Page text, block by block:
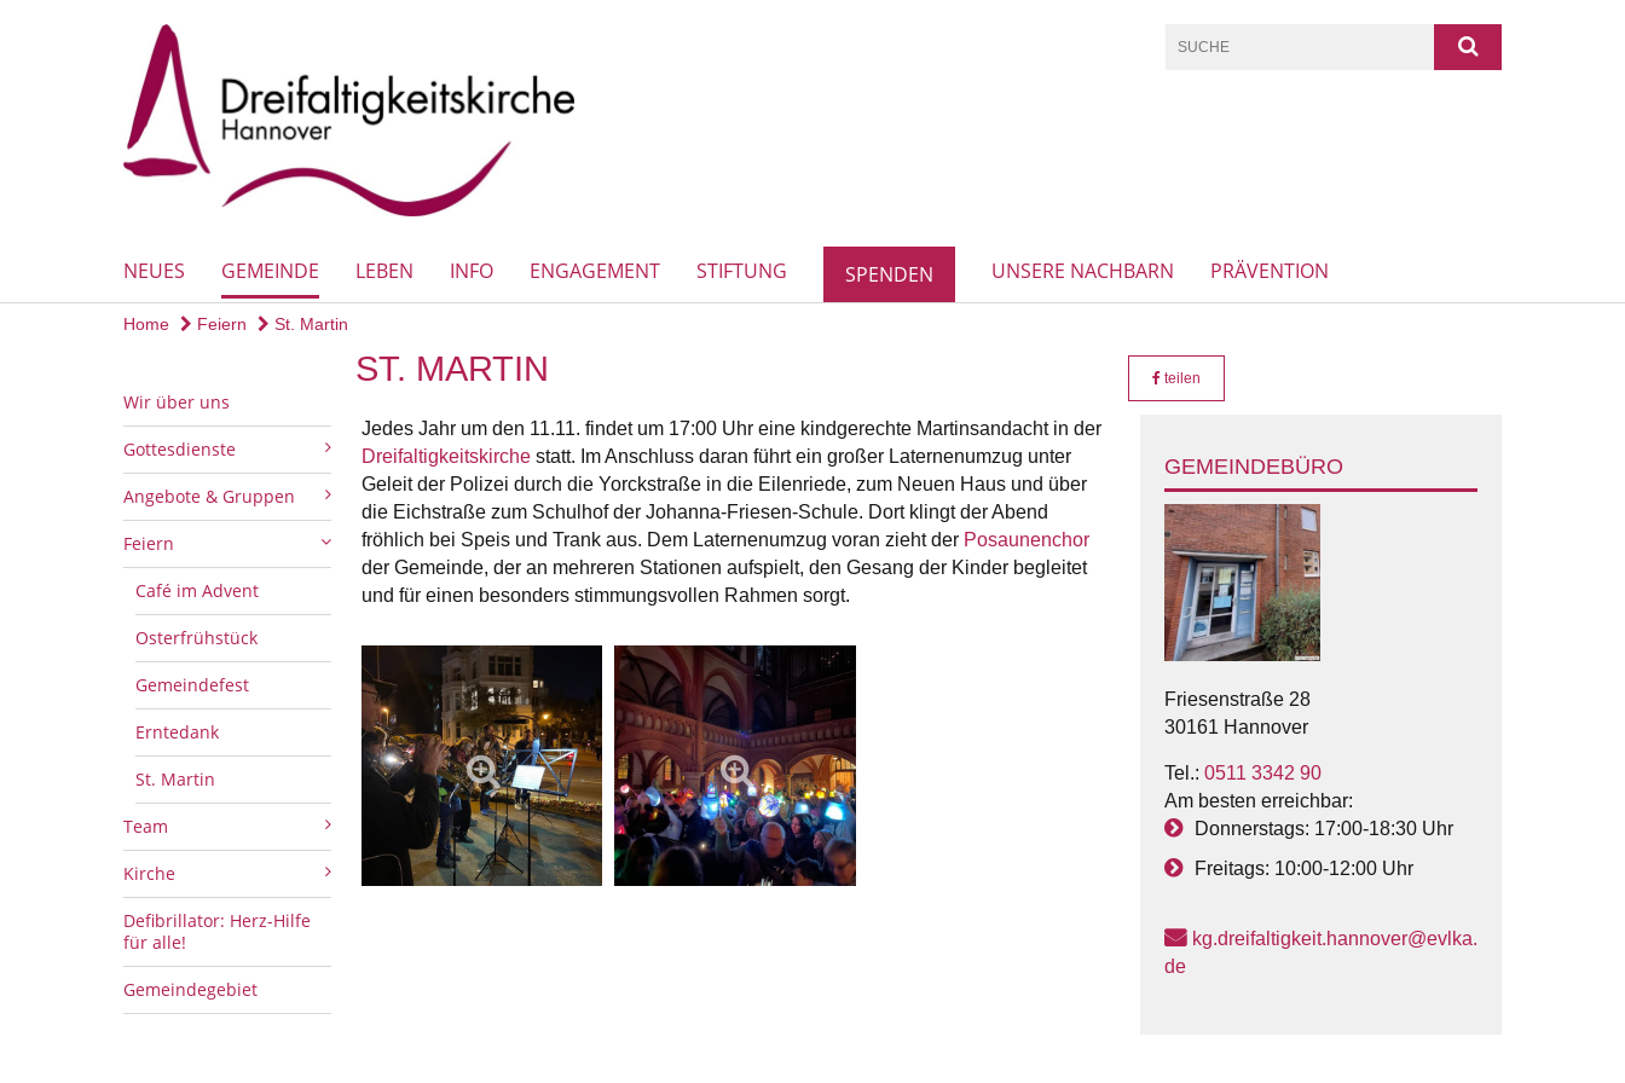
NEUES GEMEINDE LEBEN INFO ENGAGEMENT STIFTUNG SPENDEN UNSERE NACHBARN PRÄVENTION
Home Feiern St. Martin
Wir über uns
Gottesdienste
Angebote & Gruppen
Feiern
Café im Advent
Osterfrühstück
Gemeindefest
Erntedank
St. Martin
Team
Kirche
Defibrillator: Herz-Hilfe
für alle!
Gemeindegebiet
ST. MARTIN teilen
Jedes Jahr um den 11.11. findet um 17:00 Uhr eine kindgerechte Martinsandacht in der
Dreifaltigkeitskirchestatt. Im Anschluss daran führt ein großer Laternenumzug unter
Geleit der Polizei durch die Yorckstraße in die Eilenriede, zum Neuen Haus und über
die Eichstraße zum Schulhof der Johanna-Friesen-Schule. Dort klingt der Abend
fröhlich bei Speis und Trank aus. Dem Laternenumzug voran zieht der Posaunenchor
der Gemeinde, der an mehreren Stationen aufspielt, den Gesang der Kinder begleitet
und für einen besonders stimmungsvollen Rahmen sorgt.
GEMEINDEBÜRO
Friesenstraße 28
30161 Hannover
Tel.: 0511 3342 90
Am besten erreichbar:
Donnerstags: 17:00-18:30 Uhr
Freitags: 10:00-12:00 Uhr
kg.dreifaltigkeit.hannover@evlka.
de